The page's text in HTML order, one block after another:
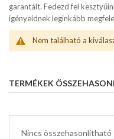
garantált. Fedezd fel
igényeidnek leginkább
Nem található a
TERMÉKEK
Nincs összehasonlítható